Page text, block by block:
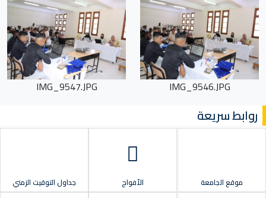
IMG_9546.JPG
IMG_9547.JPG
روابط سريعة
موقع الجامعة الأفواج جداول التوقيت الزمني